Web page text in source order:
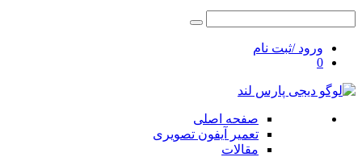
ورود /ثبت نام
0
صفحه اصلی
تعمیر آیفون تصویری
مقالات